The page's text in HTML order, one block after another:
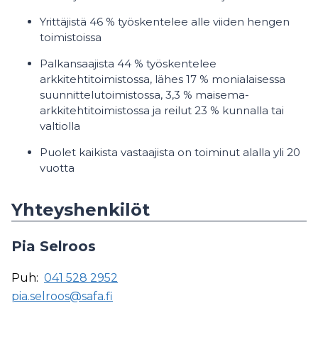
Yrittäjistä 46 % työskentelee alle viiden hengen
toimistoissa
Palkansaajista 44 % työskentelee
arkkitehtitoimistossa, lähes 17 % monialaisessa
suunnittelutoimistossa, 3,3 % maisema-
arkkitehtitoimistossa ja reilut 23 % kunnalla tai
valtiolla
Puolet kaikista vastaajista on toiminut alalla yli 20
vuotta
Yhteyshenkilöt
Pia Selroos
Puh: 041 528 2952
pia.selroos@safa.fi